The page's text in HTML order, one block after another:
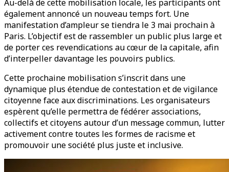
Au-delà de cette mobilisation locale, les participants ont
également annoncé un nouveau temps fort. Une
manifestation d’ampleur se tiendra le 3 mai prochain à
Paris. L’objectif est de rassembler un public plus large et
de porter ces revendications au cœur de la capitale, afin
d’interpeller davantage les pouvoirs publics.
Cette prochaine mobilisation s’inscrit dans une
dynamique plus étendue de contestation et de vigilance
citoyenne face aux discriminations. Les organisateurs
espèrent qu’elle permettra de fédérer associations,
collectifs et citoyens autour d’un message commun, lutter
activement contre toutes les formes de racisme et
promouvoir une société plus juste et inclusive.